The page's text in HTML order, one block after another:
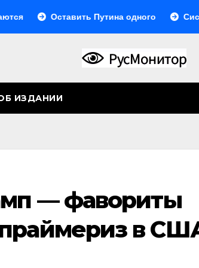
Оставить Путина одного Система
ИЗДАНИИ
— фавориты
в